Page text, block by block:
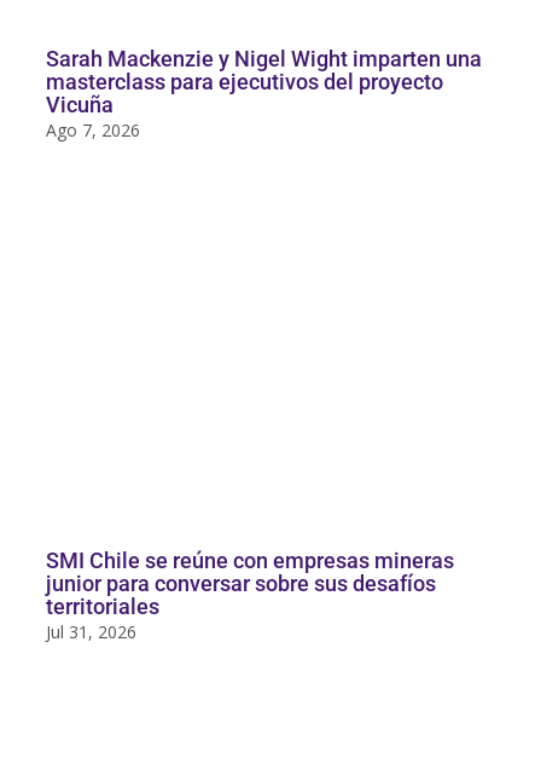
Sarah Mackenzie y Nigel Wight imparten una
masterclass para ejecutivos del proyecto
Vicuña
Ago 7, 2026
SMI Chile se reúne con empresas mineras
junior para conversar sobre sus desafíos
territoriales
Jul 31, 2026